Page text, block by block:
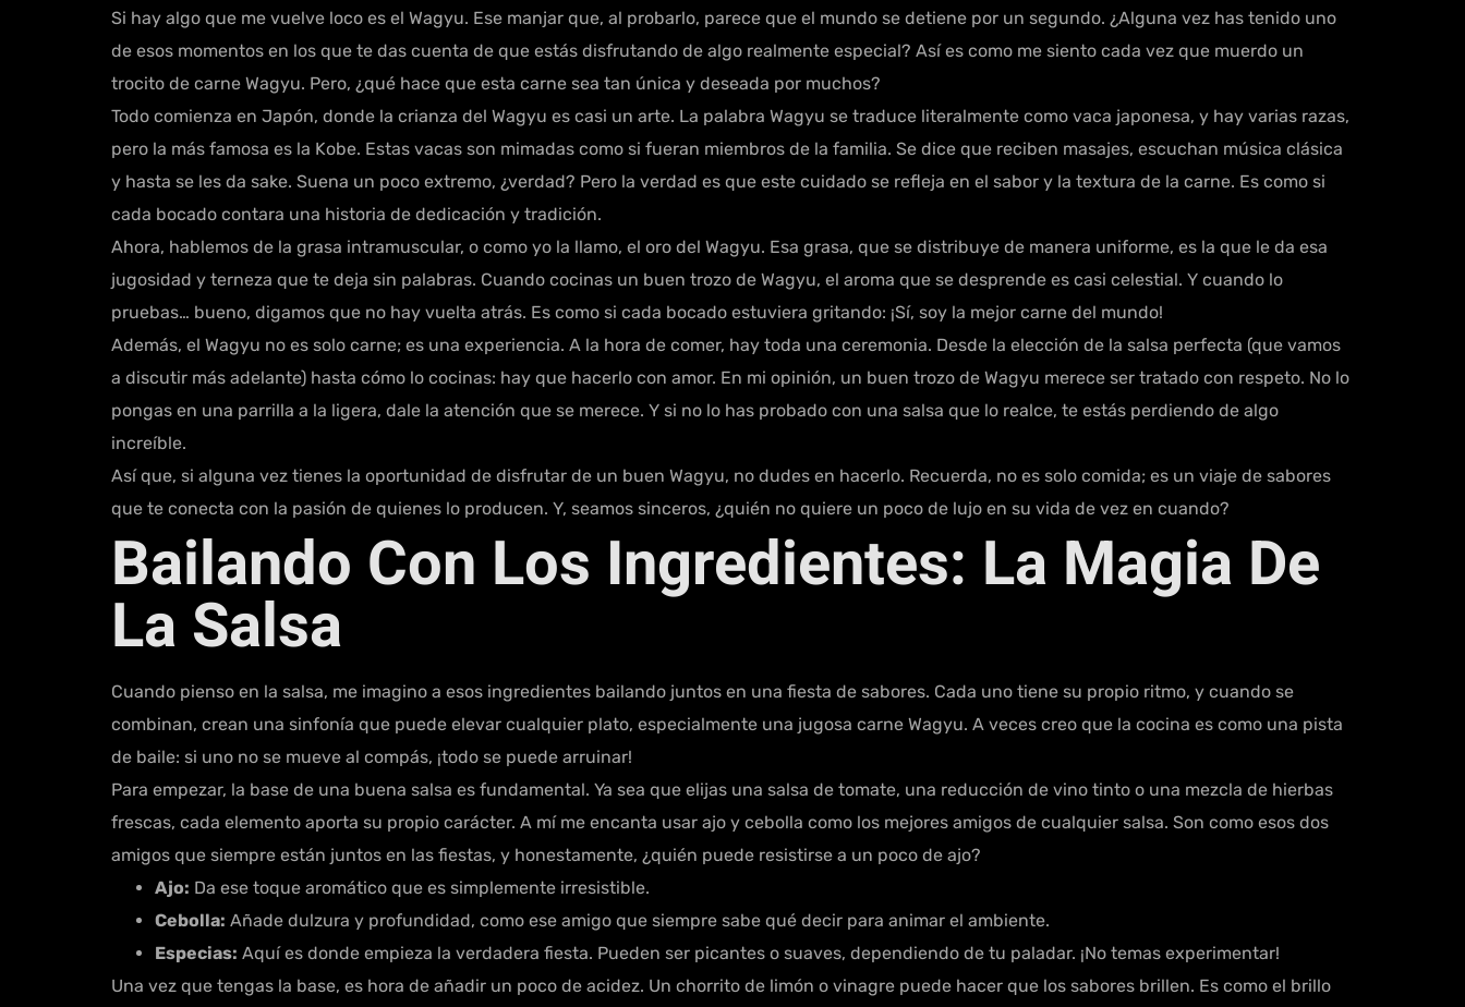
Si hay algo que me vuelve loco es el Wagyu. Ese manjar que, al probarlo, parece que el mundo se detiene por un segundo. ¿Alguna vez has tenido uno
de esos momentos en los que te das cuenta de que estás disfrutando de algo realmente especial? Así es como me siento cada vez que muerdo un
trocito de carne Wagyu. Pero, ¿qué hace que esta carne sea tan única y deseada por muchos?
Todo comienza en Japón, donde la crianza del Wagyu es casi un arte. La palabra Wagyu se traduce literalmente como vaca japonesa, y hay varias razas,
pero la más famosa es la Kobe. Estas vacas son mimadas como si fueran miembros de la familia. Se dice que reciben masajes, escuchan música clásica
y hasta se les da sake. Suena un poco extremo, ¿verdad? Pero la verdad es que este cuidado se refleja en el sabor y la textura de la carne. Es como si
cada bocado contara una historia de dedicación y tradición.
Ahora, hablemos de la grasa intramuscular, o como yo la llamo, el oro del Wagyu. Esa grasa, que se distribuye de manera uniforme, es la que le da esa
jugosidad y terneza que te deja sin palabras. Cuando cocinas un buen trozo de Wagyu, el aroma que se desprende es casi celestial. Y cuando lo
pruebas… bueno, digamos que no hay vuelta atrás. Es como si cada bocado estuviera gritando: ¡Sí, soy la mejor carne del mundo!
Además, el Wagyu no es solo carne; es una experiencia. A la hora de comer, hay toda una ceremonia. Desde la elección de la salsa perfecta (que vamos
a discutir más adelante) hasta cómo lo cocinas: hay que hacerlo con amor. En mi opinión, un buen trozo de Wagyu merece ser tratado con respeto. No lo
pongas en una parrilla a la ligera, dale la atención que se merece. Y si no lo has probado con una salsa que lo realce, te estás perdiendo de algo
increíble.
Así que, si alguna vez tienes la oportunidad de disfrutar de un buen Wagyu, no dudes en hacerlo. Recuerda, no es solo comida; es un viaje de sabores
que te conecta con la pasión de quienes lo producen. Y, seamos sinceros, ¿quién no quiere un poco de lujo en su vida de vez en cuando?
Bailando Con Los Ingredientes: La Magia De
La Salsa
Cuando pienso en la salsa, me imagino a esos ingredientes bailando juntos en una fiesta de sabores. Cada uno tiene su propio ritmo, y cuando se
combinan, crean una sinfonía que puede elevar cualquier plato, especialmente una jugosa carne Wagyu. A veces creo que la cocina es como una pista
de baile: si uno no se mueve al compás, ¡todo se puede arruinar!
Para empezar, la base de una buena salsa es fundamental. Ya sea que elijas una salsa de tomate, una reducción de vino tinto o una mezcla de hierbas
frescas, cada elemento aporta su propio carácter. A mí me encanta usar ajo y cebolla como los mejores amigos de cualquier salsa. Son como esos dos
amigos que siempre están juntos en las fiestas, y honestamente, ¿quién puede resistirse a un poco de ajo?
Ajo: Da ese toque aromático que es simplemente irresistible.
Cebolla: Añade dulzura y profundidad, como ese amigo que siempre sabe qué decir para animar el ambiente.
Especias: Aquí es donde empieza la verdadera fiesta. Pueden ser picantes o suaves, dependiendo de tu paladar. ¡No temas experimentar!
Una vez que tengas la base, es hora de añadir un poco de acidez. Un chorrito de limón o vinagre puede hacer que los sabores brillen. Es como el brillo